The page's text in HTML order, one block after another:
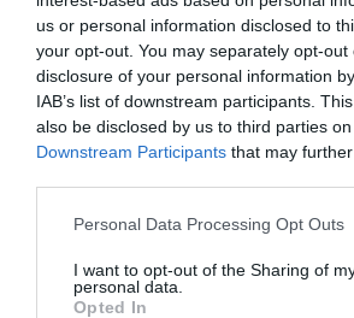
us or personal information disclosed to
your opt-out. You may separately opt-
disclosure of your personal information
IAB’s list of downstream participants.
also be disclosed by us to third parties
Downstream Participants that may
Personal Data Processing Opt Outs
I want to opt-out of the Sharing of
personal data.
Opted In
Pel que fa als plans a mitjà
campament actual a Catalunya
llarg termini, l’objectiu és disposar
campaments fixos oberts tot l’any.